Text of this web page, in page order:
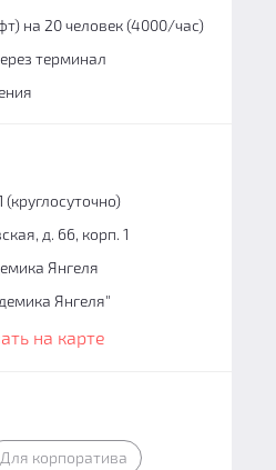
на 20 человек (4000/час)
терминал
д. 66, корп. 1
Янгеля
Янгеля"
на карте
Для корпоратива